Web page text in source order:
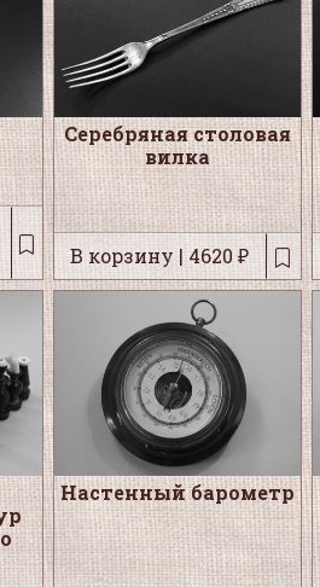
Серебряная столовая
вилка
В корзину | 4620 ₽
Настенный барометр